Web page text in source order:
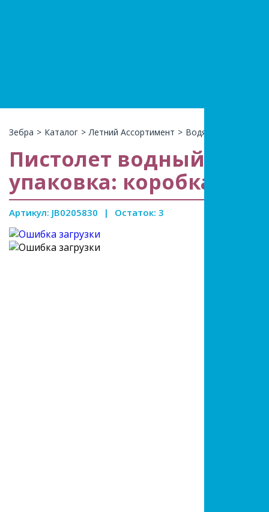
Зебра > Каталог > Летний Ассортимент > Водяные пистолеты
Пистолет водный,
упаковка: коробка,
Артикул: JB0205830 | Остаток: 3